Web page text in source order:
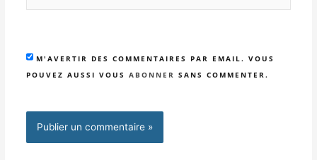
M'AVERTIR DES COMMENTAIRES PAR EMAIL. VOUS
POUVEZ AUSSI VOUS ABONNER SANS COMMENTER.